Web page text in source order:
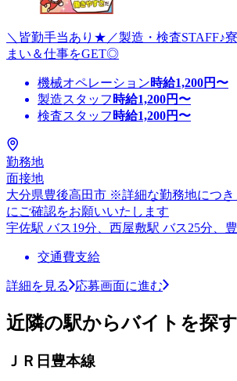
＼皆勤手当あり★／製造・検査STAFF♪
まい＆仕事をGET◎
機械オペレーション時給1,200円〜
製造スタッフ 時給1,200円〜
検査スタッフ 時給1,200円〜
勤務地
面接地
大分県豊後高田市 ※詳細な勤務地につ
にご確認をお願いいたします
宇佐駅 バス19分、西屋敷駅 バス25分、
交通費支給
詳細を見る 応募画面に進む
近隣の駅からバイトを探す
ＪＲ日豊本線